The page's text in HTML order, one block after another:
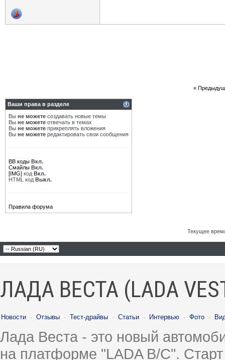
«
Ваши права в разделе
Вы не можете создавать новые темы
Вы не можете отвечать в темах
Вы не можете прикреплять вложения
Вы не можете редактировать свои сообщения
BB коды Вкл.
Смайлы Вкл.
[IMG] код Вкл.
HTML код Выкл.
Правила форума
Текущее
ЛАДА ВЕСТА (LADA
Новости · Отзывы · Тест-драйвы · Статьи · Интервью · Фото ·
Лада Веста - это новый
на платформе "LADA B/C".